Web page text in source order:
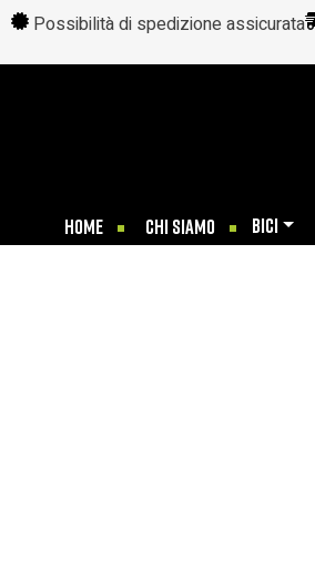
Possibilità di spedizione assicurata
HOME CHI SIAMO BICI